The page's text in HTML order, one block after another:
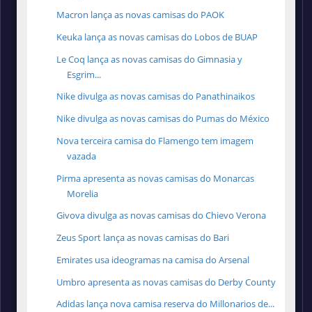
Macron lança as novas camisas do PAOK
Keuka lança as novas camisas do Lobos de BUAP
Le Coq lança as novas camisas do Gimnasia y
Esgrim...
Nike divulga as novas camisas do Panathinaikos
Nike divulga as novas camisas do Pumas do México
Nova terceira camisa do Flamengo tem imagem
vazada
Pirma apresenta as novas camisas do Monarcas
Morelia
Givova divulga as novas camisas do Chievo Verona
Zeus Sport lança as novas camisas do Bari
Emirates usa ideogramas na camisa do Arsenal
Umbro apresenta as novas camisas do Derby County
Adidas lança nova camisa reserva do Millonarios de...